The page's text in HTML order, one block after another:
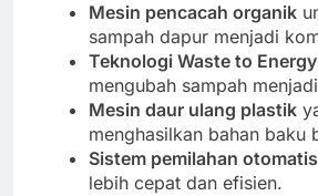
Mesin pencacah organik
sampah dapur menjadi
Teknologi Waste to
mengubah sampah
Mesin daur ulang plastik
menghasilkan bahan baku
Sistem pemilahan otomatis
lebih cepat dan efisien.